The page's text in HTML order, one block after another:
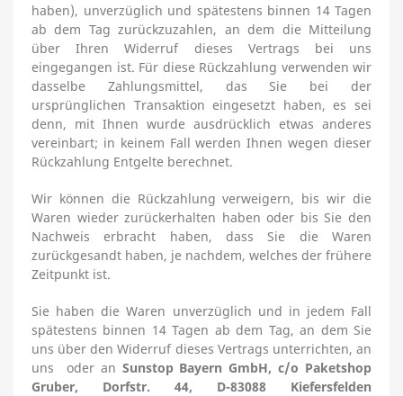
haben), unverzüglich und spätestens binnen 14Tagen
ab dem Tag zurückzuzahlen, an dem die Mitteilung
über Ihren Widerruf dieses Vertrags bei uns
eingegangen ist. Für diese Rückzahlung verwenden wir
dasselbe Zahlungsmittel, das Sie bei der
ursprünglichen Transaktion eingesetzt haben, es sei
denn, mit Ihnen wurde ausdrücklich etwas anderes
vereinbart; in keinem Fall werden Ihnen wegen dieser
Rückzahlung Entgelte berechnet.
Wir können die Rückzahlung verweigern, bis wir die
Waren wieder zurückerhalten haben oder bis Sie den
Nachweis erbracht haben, dass Sie die Waren
zurückgesandt haben, je nachdem, welches der frühere
Zeitpunkt ist.
Sie haben die Waren unverzüglich und in jedem Fall
spätestens binnen 14Tagen ab dem Tag, an dem Sie
uns über den Widerruf dieses Vertrags unterrichten, an
uns
oder an Sunstop Bayern GmbH, c/o Paketshop
Gruber, Dorfstr. 44, D-83088 Kiefersfelden